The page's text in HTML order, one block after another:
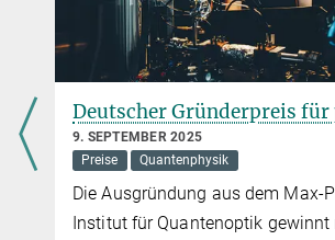
Deutscher Gründerpreis für
9. SEPTEMBER 2025
Preise
Quantenphysik
Die Ausgründung aus dem Max-
Institut für Quantenoptik gewinnt